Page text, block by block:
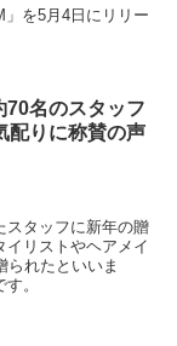
を5月4日にリリー
名のスタッフ
りに称賛の声
スタッフに新年の贈
イリストやヘアメイ
られたといいま
。